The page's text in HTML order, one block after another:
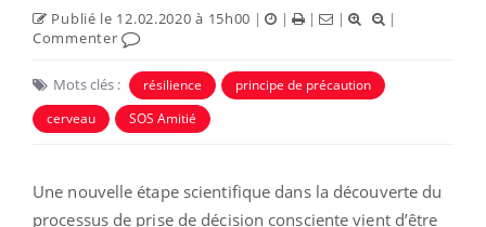
Publié le 12.02.2020 à 15h00 | | | |
|
Commenter
Mots clés : résilience
principe de précaution
cerveau
SOS Amitié
Une nouvelle étape scientifique dans la découverte du
processus de prise de décision consciente vient d’être